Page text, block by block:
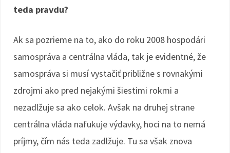
teda pravdu?
Ak sa pozrieme na to, ako do roku 2008 hospodári
samospráva a centrálna vláda, tak je evidentné, že
samospráva si musí vystačiť približne s rovnakými
zdrojmi ako pred nejakými šiestimi rokmi a
nezadlžuje sa ako celok. Avšak na druhej strane
centrálna vláda nafukuje výdavky, hoci na to nemá
príjmy, čím nás teda zadlžuje. Tu sa však znova